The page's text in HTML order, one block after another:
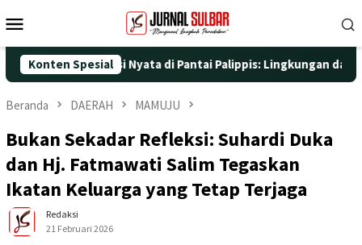
ke
Mobile
Konten Spesial
dengan Aksi Nyata di Pantai Palippis: Lingkungan dan
Beranda DAERAH MAMUJU
Bukan Sekadar Refleksi: Suhardi Duka
dan Hj. Fatmawati Salim Tegaskan
Ikatan Keluarga yang Tetap Terjaga
Redaksi
21 Februari 2026